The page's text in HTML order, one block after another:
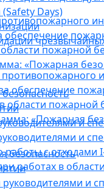
пожарной
«Пожарная
и
и
с отходами
работах в
Days)
обеспечение
пожарной
«Пожарная
безопасность
и